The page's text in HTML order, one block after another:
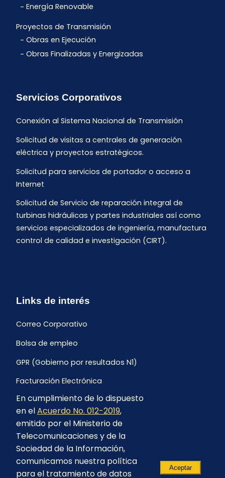
Energía Renovable
Proyectos de Transmisión
Obras en Ejecución
Obras Finalizadas y Energizadas
Servicios Corporativos
Conexión al Sistema Nacional de Transmisión
Solicitud de visitas a centrales de generación
eléctrica y proyectos estratégicos.
Solicitud para servicios de portador o acceso a
Internet
Solicitud de Servicio de reparación integral de
turbinas hidráulicas y partes industriales así como
servicios especializados de ingeniería, manufactura
control de calidad e investigación (CIRT).
Links de interés
Correo Corporativo
Bolsa de empleo
GPR (Gobierno por resultados N1)
Facturación Electrónica
Archivo Histórico de Facturación
Portal Ambiental y Social
Proyecto Geotérmico Chachimbiro
Contratación consultoría mediante “Lista Corta”
En cumplimiento de lo dispuesto
en elAcuerdo No. 012-2019,
emitido por el Ministerio de
Telecomunicaciones y de la
Sociedad de la Información,
comunicamos nuestra política
para el tratamiento de datos
Aceptar